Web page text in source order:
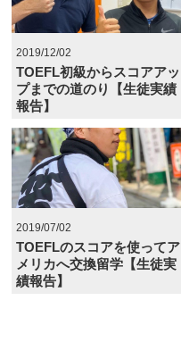
2019/12/02
TOEFL初級からスコアアッ
プまでの道のり【生徒実績
報告】
2019/07/02
TOEFLのスコアを使ってア
メリカへ交換留学【生徒実
績報告】